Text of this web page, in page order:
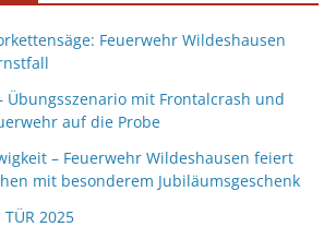
Feuerwehr Wildeshausen
Übungsszenario mit Frontalcrash und
auf die Probe
– Feuerwehr Wildeshausen feiert
mit besonderem Jubiläumsgeschenk
TÜR 2025